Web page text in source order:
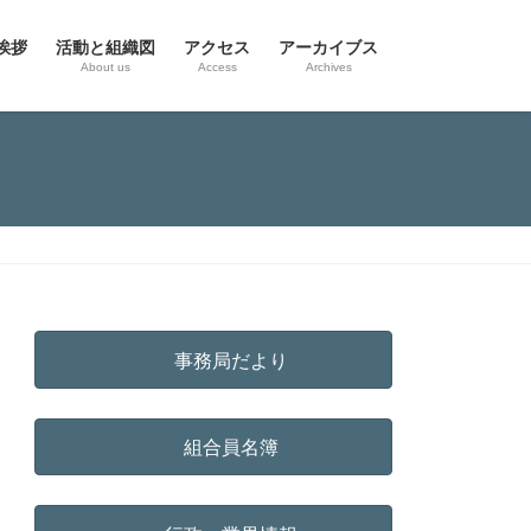
拶 活動と組織図
About us
アクセス
Access
アーカイブス
Archives
事務局だより
組合員名簿